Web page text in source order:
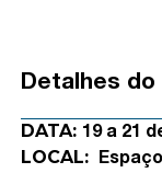
Detalhes
DATA: 19 a 21
LOCAL: